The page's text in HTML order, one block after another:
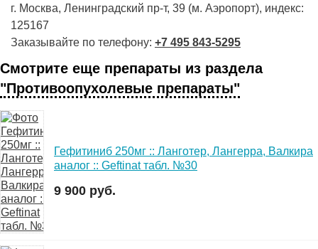
г. Москва, Ленинградский пр-т, 39 (м. Аэропорт), индекс:
125167
Заказывайте по телефону: +7 495 843-5295
Смотрите еще препараты из раздела
"Противоопухолевые препараты"
Гефитиниб 250мг :: Ланготер, Лангерра, Валкира
аналог :: Geftinat табл. №30
9 900 руб.